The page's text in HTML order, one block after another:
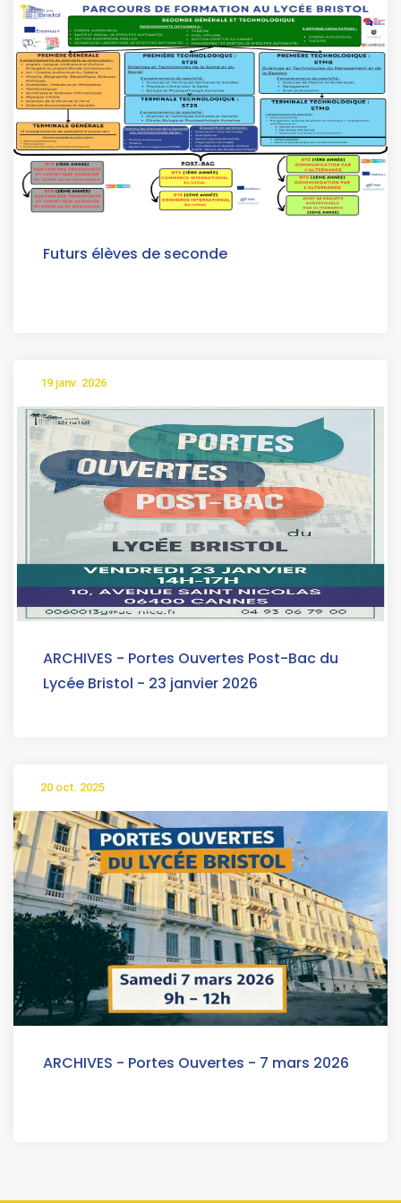
Futurs élèves de seconde
19 janv. 2026
ARCHIVES - Portes Ouvertes Post-Bac du
Lycée Bristol - 23 janvier 2026
20 oct. 2025
ARCHIVES - Portes Ouvertes - 7 mars 2026